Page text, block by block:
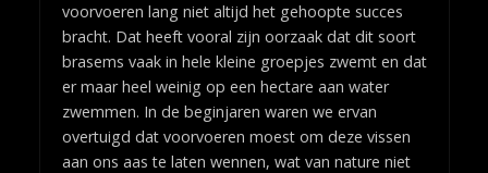
voorvoeren lang niet altijd het gehoopte succes
bracht. Dat heeft vooral zijn oorzaak dat dit soort
brasems vaak in hele kleine groepjes zwemt en dat
er maar heel weinig op een hectare aan water
zwemmen. In de beginjaren waren we ervan
overtuigd dat voorvoeren moest om deze vissen
aan ons aas te laten wennen, wat van nature niet